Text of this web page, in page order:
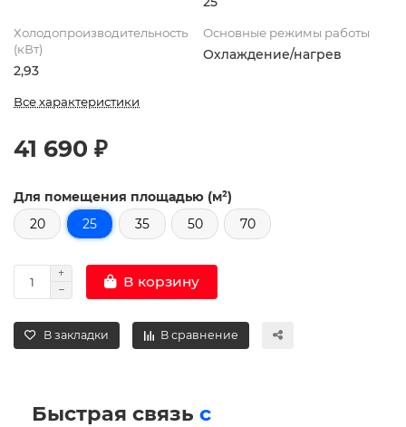
Холодопроизводительность
(кВт)
2,93
Основные режимы работы
Охлаждение/нагрев
Все характеристики
41 690 ₽
Для помещения площадью (м²)
20
25 35 50 70
В корзину
В закладки В сравнение
Быстрая связь с